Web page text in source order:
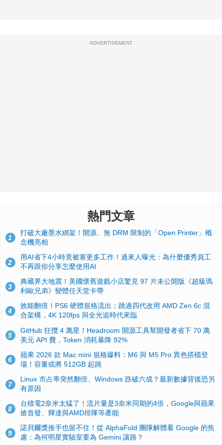
ADVERTISEMENT
熱門文章
1
打破大廠墨水綁架！開源、無 DRM 限制的「Open Printer」概
念機亮相
2
用AI省下4小時竟被塞更多工作！過來人曝光：為什麼優秀員工
不再跟你分享怎麼使用AI
3
典藏界大地震！美國懷舊遊戲小店驚見 97 片未公開版《超級瑪
利歐兄弟》變體任天堂卡帶
4
效能翻倍！PS6 硬體規格流出：跳過四代改用 AMD Zen 6c 混
合架構，4K 120fps 與全光追時代來臨
5
GitHub 狂攬 4 萬星！Headroom 開源工具幫開發者省下 70 萬
美元 API 費，Token 消耗暴降 92%
6
蘋果 2026 款 Mac mini 規格爆料：M6 與 M5 Pro 異色搭檔登
場！容量或將 512GB 起跳
7
Linux 市占率突然翻倍、Windows 跌破六成？最新數據背後恐另
有原因
8
台積電2奈米太猛了！流片量是3奈米同期的4倍，Google與蘋果
搶首發、輝達與AMD排隊等產能
9
諾貝爾獎推手也留不住！從 AlphaFold 團隊解體看 Google 的焦
慮：為何明星實驗室要為 Gemini 讓路？